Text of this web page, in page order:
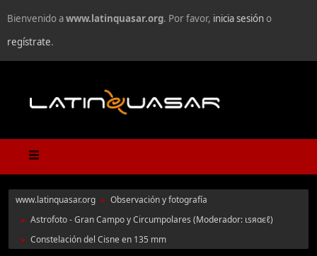
Bienvenido awww.latinquasar.org. Por favor, inicia sesióno
regístrate.
www.latinquasar.org ► Observación y fotografía
► Astrofoto - Gran Campo y Circumpolares (Moderador: ιѕяαєℓ)
► Constelación del Cisne en 135 mm